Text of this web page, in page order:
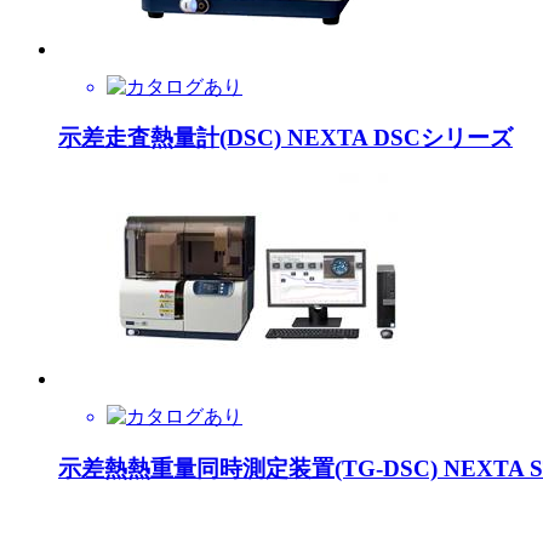
示差走査熱量計(DSC) NEXTA DSCシリーズ
示差熱熱重量同時測定装置(TG-DSC) NEXTA